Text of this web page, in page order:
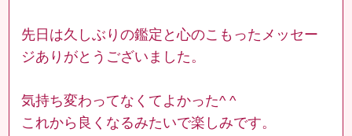
先日は久しぶりの鑑定と心のこもったメッセー
ジありがとうございました。
気持ち変わってなくてよかった^ ^
これから良くなるみたいで楽しみです。